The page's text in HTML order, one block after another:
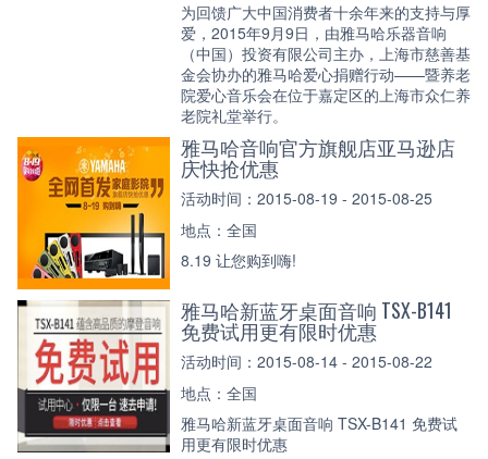
为回馈广大中国消费者十余年来的支持与厚
爱，2015年9月9日，由雅马哈乐器音响
（中国）投资有限公司主办，上海市慈善基
金会协办的雅马哈爱心捐赠行动——暨养老
院爱心音乐会在位于嘉定区的上海市众仁养
老院礼堂举行。
雅马哈音响官方旗舰店亚马逊店
庆快抢优惠
活动时间：2015-08-19 - 2015-08-25
地点：全国
8.19 让您购到嗨!
雅马哈新蓝牙桌面音响 TSX-B141
免费试用更有限时优惠
活动时间：2015-08-14 - 2015-08-22
地点：全国
雅马哈新蓝牙桌面音响 TSX-B141 免费试
用更有限时优惠